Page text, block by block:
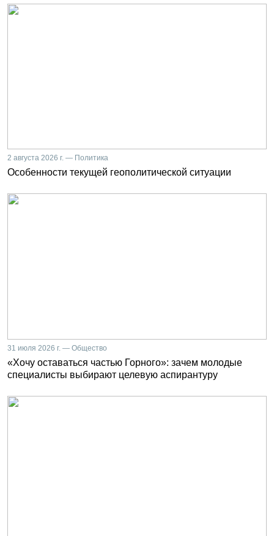
2 августа 2026 г. — Политика
Особенности текущей геополитической ситуации
31 июля 2026 г. — Общество
«Хочу оставаться частью Горного»: зачем молодые
специалисты выбирают целевую аспирантуру